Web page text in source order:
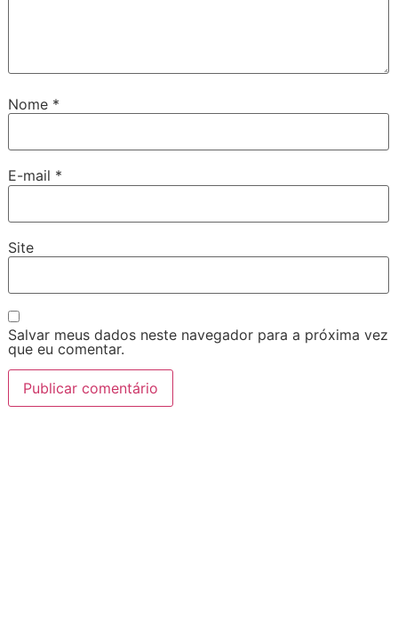
Nome *
E-mail *
Site
Salvar meus dados neste navegador para a próxima vez
que eu comentar.